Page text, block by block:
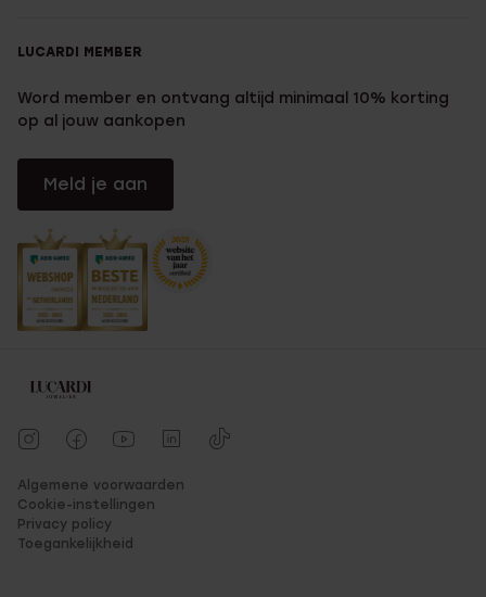
LUCARDI MEMBER
Word member en ontvang altijd minimaal 10% korting
op al jouw aankopen
Meld je aan
Algemene voorwaarden
Cookie-instellingen
Privacy policy
Toegankelijkheid